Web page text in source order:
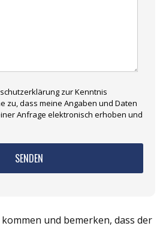
zur Kenntnis
zu, dass meine Angaben und Daten
Anfrage elektronisch erhoben und
und bemerken, dass der